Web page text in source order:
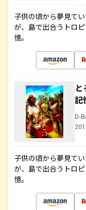
子供の頃から夢見て
が、島で出合うトロ
憶。
D-
子供の頃から夢見て
が、島で出合うトロ
憶。